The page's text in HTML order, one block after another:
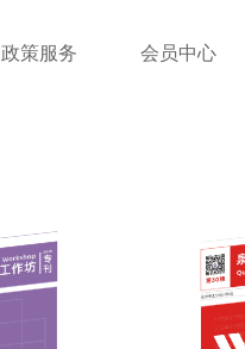
政策服务 会员中心